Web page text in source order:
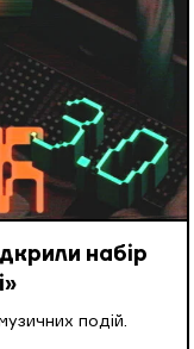
набір
подій.